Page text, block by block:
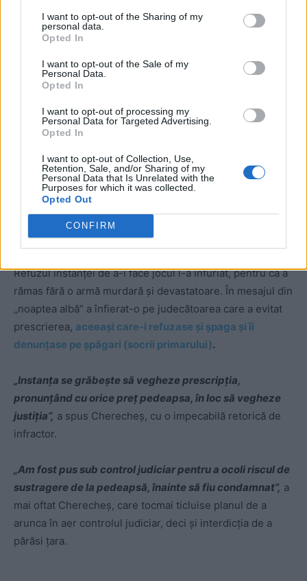
I want to opt-out of the Sharing of my
personal data.
Opted In
I want to opt-out of the Sale of my
Personal Data.
Opted In
I want to opt-out of processing my
Personal Data for Targeted Advertising.
Opted In
I want to opt-out of Collection, Use,
Retention, Sale, and/or Sharing of my
Personal Data that Is Unrelated with the
Purposes for which it was collected.
Opted Out
CONFIRM
ad
Escroc din fire, Cherecheș a încercat să justifice viitoarea
dar responsabili cu tărăgănarea au fost chiar el și avocații
Cherecheș a mizat mult pe prescrierea faptelor, ceea ce
i-ar fi adus achitarea. A încercat chiar o ultimă manevră
Refuzul instanței de a-i face jocul l-a înfuriat, pentru că a
rămas fără o armă murdară și devastatoare. În mesajul din
„noaptea albă” a înfierat-o pe judecătoarea care a evitat
prescrierea, aceeași care-i refuzase și șpaga și îi
denunțase pe șpăgari (socrii primarului).
„Instanța se grăbește să vegheze prescripția,
pronunțând cu orice preț pedeapsa, în loc să vegheze
justiția”, a spus Cherecheș, cu o impecabilă retorică de
infractor.
„Am fost pus sub control judiciar pentru a ocoli riscul de
sustragere de la pedeapsă, înainte să fiu condamnat”, a
mai oftat Cherecheș, care tocmai ticluise planul de a
arunca în aer controlul judiciar, deci și interdicția de a
părăsi țara.